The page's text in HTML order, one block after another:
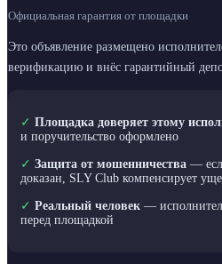
Официальная гарантия от площадки
Это объявление размещено
верификацию и внёс гарантийный
✓ Площадка доверяет этому
и поручительство оформлено
✓ Защита от мошенничества —
доказан, SLY Club компенсирует
✓ Реальный человек —
перед площадкой